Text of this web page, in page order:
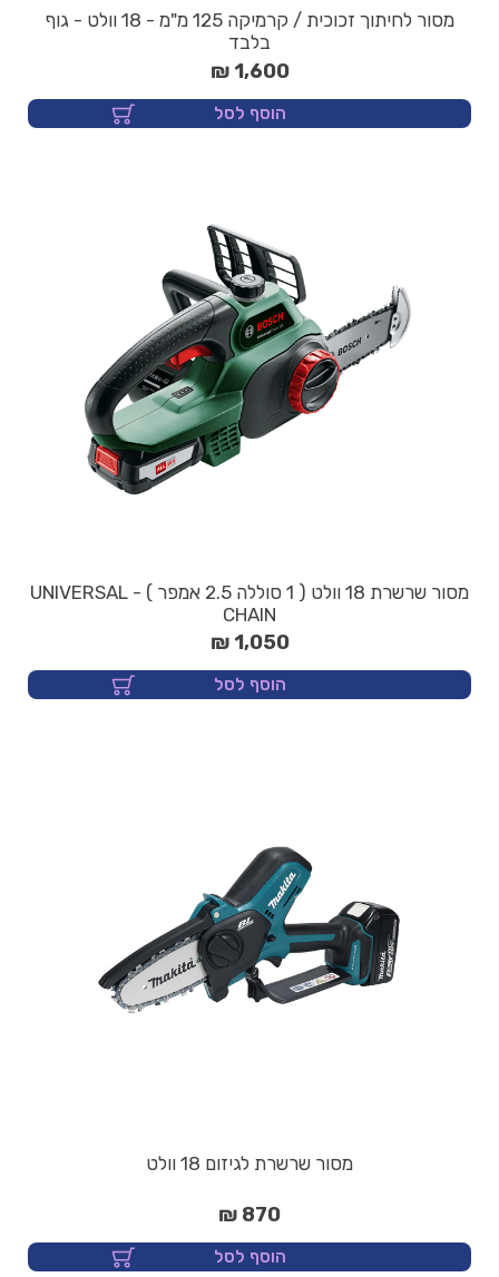
מסור לחיתוך זכוכית / קרמיקה 125 מ"מ - 18 וולט - גוף
בלבד
1,600 ₪
הוסף לסל
מסור שרשרת 18 וולט ( 1 סוללה 2.5 אמפר ) - UNIVERSAL
CHAIN
1,050 ₪
הוסף לסל
מסור שרשרת לגיזום 18 וולט
870 ₪
הוסף לסל